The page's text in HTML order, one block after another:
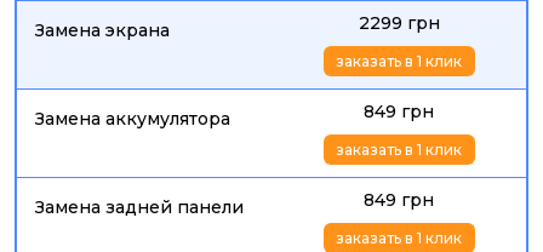
Замена экрана 2299 грн
заказать в 1 клик
Замена аккумулятора 849 грн
заказать в 1 клик
Замена задней панели 849 грн
заказать в 1 клик